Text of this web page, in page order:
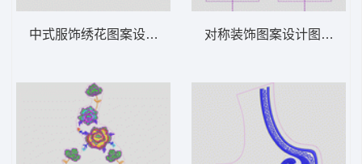
中式服饰绣花图案设计 吉祥民族对称装饰图案设计图 亮片